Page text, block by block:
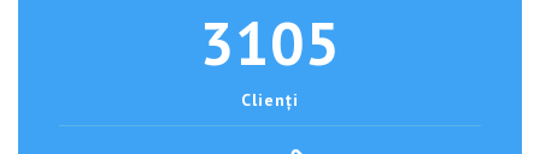
3105
Clienți